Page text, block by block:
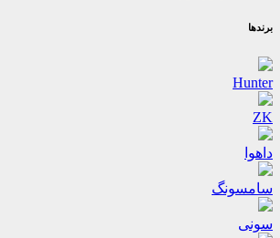
برندها
Hunter
ZK
داهوا
سامسونگ
سونی